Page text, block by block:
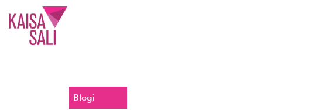
Kaisa Sali
Blogi